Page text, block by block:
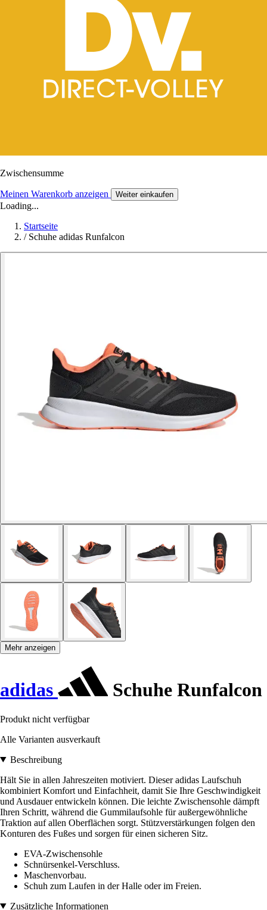
Zwischensumme
Meinen Warenkorb anzeigen Weiter einkaufen
Loading...
Startseite
/ Schuhe adidas Runfalcon
Mehr anzeigen
adidas Schuhe Runfalcon
Produkt nicht verfügbar
Alle Varianten ausverkauft
Beschreibung
Hält Sie in allen Jahreszeiten motiviert. Dieser adidas Laufschuh
kombiniert Komfort und Einfachheit, damit Sie Ihre Geschwindigkeit
und Ausdauer entwickeln können. Die leichte Zwischensohle dämpft
Ihren Schritt, während die Gummilaufsohle für außergewöhnliche
Traktion auf allen Oberflächen sorgt. Stützverstärkungen folgen den
Konturen des Fußes und sorgen für einen sicheren Sitz.
EVA-Zwischensohle
Schnürsenkel-Verschluss.
Maschenvorbau.
Schuh zum Laufen in der Halle oder im Freien.
Zusätzliche Informationen